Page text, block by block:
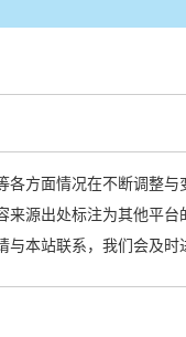
各方面情况在不断调整
来源出处标注为其他平
与本站联系，我们会及时